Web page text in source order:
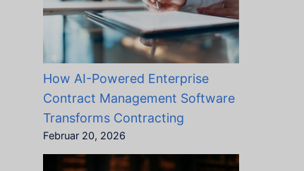
How AI-Powered Enterprise
Contract Management Software
Transforms Contracting
Februar 20, 2026